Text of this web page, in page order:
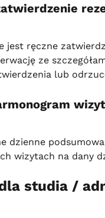
jest ręczne
ze
lub
wizyt
dzienne
wizytach na dany
studia /